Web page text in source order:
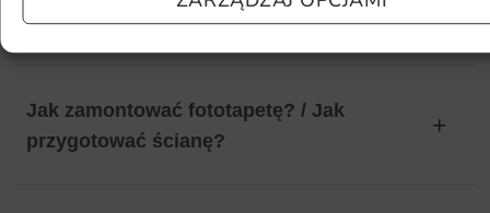
Czy mogę zwrócić fototapetę?
Jak zamontować fototapetę? / Jak
przygotować ścianę?